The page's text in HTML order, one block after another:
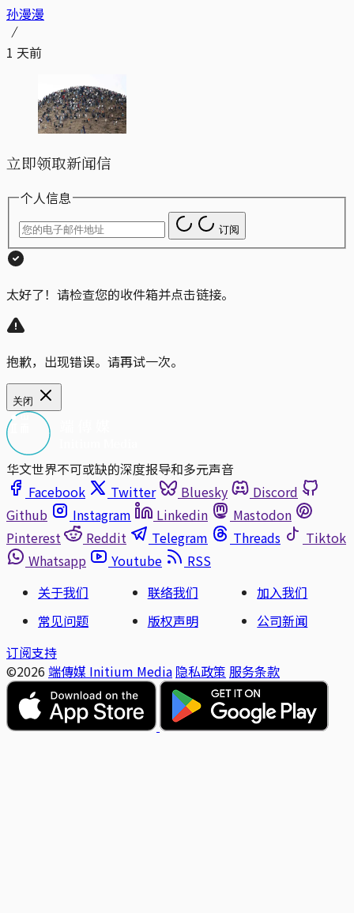
孙漫漫
1 天前
立即领取新闻信
个人信息
订阅
太好了！请检查您的收件箱并点击链接。
抱歉，出现错误。请再试一次。
关闭
华文世界不可或缺的深度报导和多元声音
Facebook
Twitter Bluesky
Discord
Github
Instagram Linkedin
Mastodon
Pinterest
Reddit Telegram Threads
Tiktok
Whatsapp
Youtube
RSS
关于我们
联络我们
加入我们
常见问题
版权声明
公司新闻
订阅支持
©2026 端傳媒 Initium Media 隐私政策 服务条款